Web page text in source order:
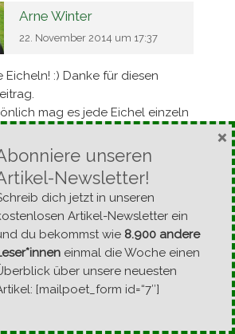
Arne Winter
22. November 2014 um 17:37
Eicheln! :) Danke für diesen
mag es jede Eichel einzeln
zu öffnen. So kann ich
gleich aussortieren. Für die
– so habe ich gelesen –
es wohl auch die Eicheln mit
einer Pfanne zu rösten. Dabei
die Schale aufspringen. Hat
wer probiert?
mir jedes Jahr Eichelmehl und
kraftvolle Kekse! Mampf!
unseren
Newsletter!
dich jetzt in unseren
Artikel-Newsletter ein
du bekommst wie 8.900 andere
einmal die Woche einen
über unsere neuesten
[mailpoet_form id=“7″]
×